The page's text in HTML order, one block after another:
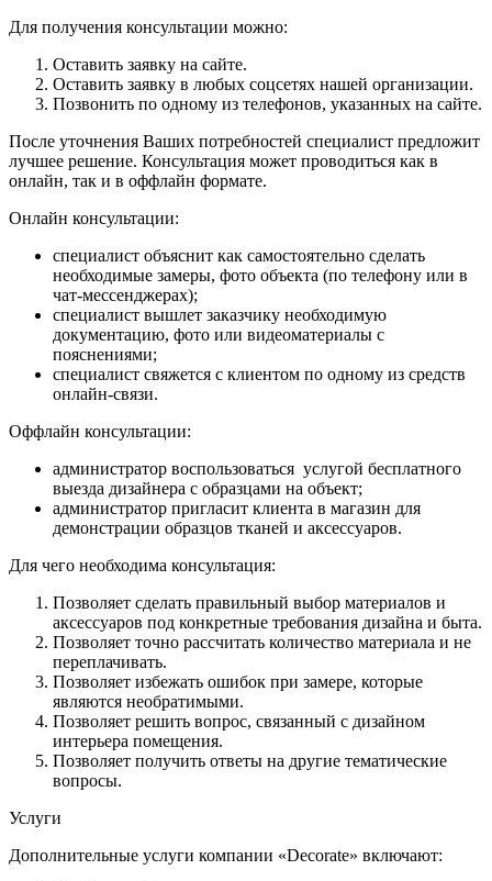
Для получения консультации можно:
Оставить заявку на сайте.
Оставить заявку в любых соцсетях нашей организации.
Позвонить по одному из телефонов, указанных на сайте.
После уточнения Ваших потребностей специалист предложит
лучшее решение. Консультация может проводиться как в
онлайн, так и в оффлайн формате.
Онлайн консультации:
специалист объяснит как самостоятельно сделать
необходимые замеры, фото объекта (по телефону или в
чат-мессенджерах);
специалист вышлет заказчику необходимую
документацию, фото или видеоматериалы с
пояснениями;
специалист свяжется с клиентом по одному из средств
онлайн-связи.
Оффлайн консультации:
администратор воспользоваться услугой бесплатного
выезда дизайнера с образцами на объект;
администратор пригласит клиента в магазин для
демонстрации образцов тканей и аксессуаров.
Для чего необходима консультация:
Позволяет сделать правильный выбор материалов и
аксессуаров под конкретные требования дизайна и быта.
Позволяет точно рассчитать количество материала и не
переплачивать.
Позволяет избежать ошибок при замере, которые
являются необратимыми.
Позволяет решить вопрос, связанный с дизайном
интерьера помещения.
Позволяет получить ответы на другие тематические
вопросы.
Услуги
Дополнительные услуги компании «Decorate» включают: